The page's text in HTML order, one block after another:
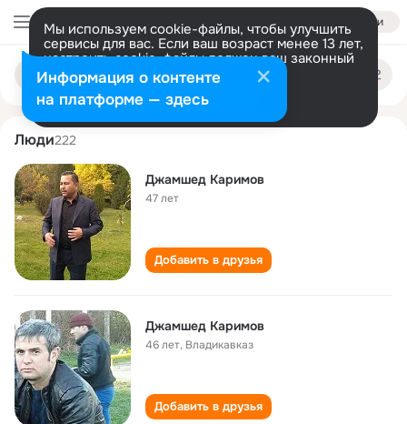
Войти
Мы используем cookie-файлы, чтобы улучшить
сервисы для вас. Если ваш возраст менее 13 лет,
настроить cookie-файлы должен ваш законный
представитель. Больше информации
Разрешить все Настроить
Поиск
людям
dzhamshed karimov
Люди222
Джамшед Каримов
47 лет
Добавить в друзья
Джамшед Каримов
46 лет, Владикавказ
Добавить в друзья
Информация о контенте
на платформе — здесь